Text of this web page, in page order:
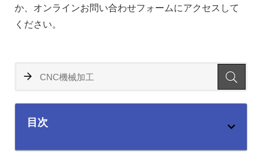
か、オンラインお問い合わせフォームにアクセスして
ください。
目次